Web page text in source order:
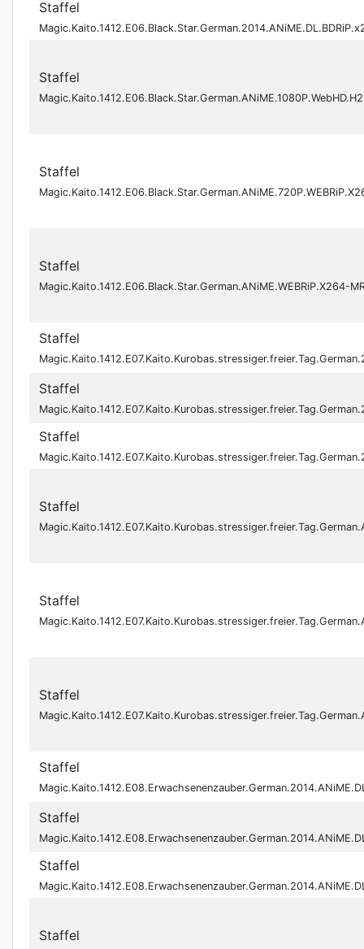
Staffel
Staffel
Staffel
Staffel
Magic.Kaito.1412.E06.Black.Star.German.ANiME.WEBRiP.X264-
Staffel
Staffel
Staffel
Staffel
Staffel
Staffel
Staffel
Staffel
Staffel
Staffel